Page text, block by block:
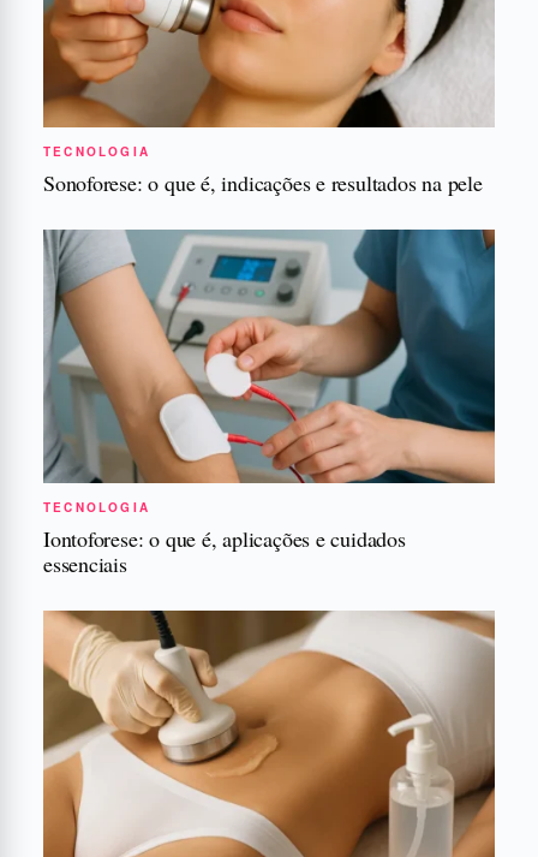
TECNOLOGIA
Sonoforese: o que é, indicações e resultados na pele
TECNOLOGIA
Iontoforese: o que é, aplicações e cuidados
essenciais